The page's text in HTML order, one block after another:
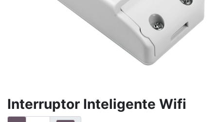
Interruptor Inteligente Wifi